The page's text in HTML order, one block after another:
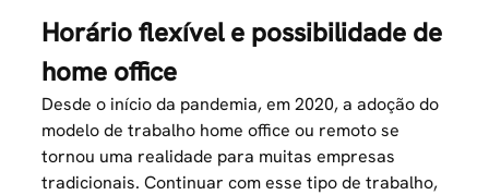
Horário flexível e possibilidade de
home office
Desde o início da pandemia, em 2020, a adoção do
modelo de trabalho home office ou remoto se
tornou uma realidade para muitas empresas
tradicionais. Continuar com esse tipo de trabalho,